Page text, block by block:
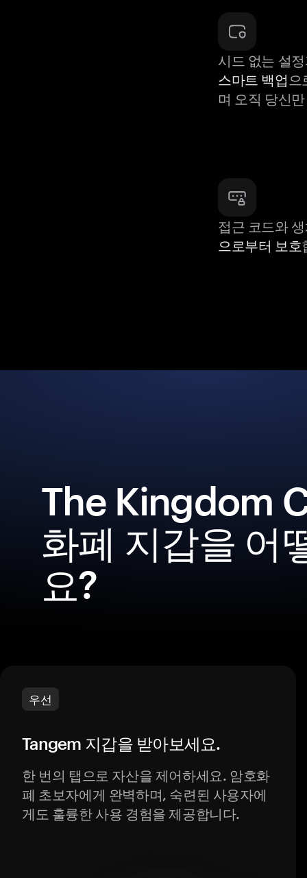
시드 없는 설
스마트 백업 으
며 오직 당신
접근 코드와
으로부터 보호
The Kingdom
화폐 지갑을 어
요?
우선
Tangem 지갑을 받아보세요.
한 번의 탭으로 자산을 제어하세요. 암호화
폐 초보자에게 완벽하며, 숙련된 사용자에
게도 훌륭한 사용 경험을 제공합니다.